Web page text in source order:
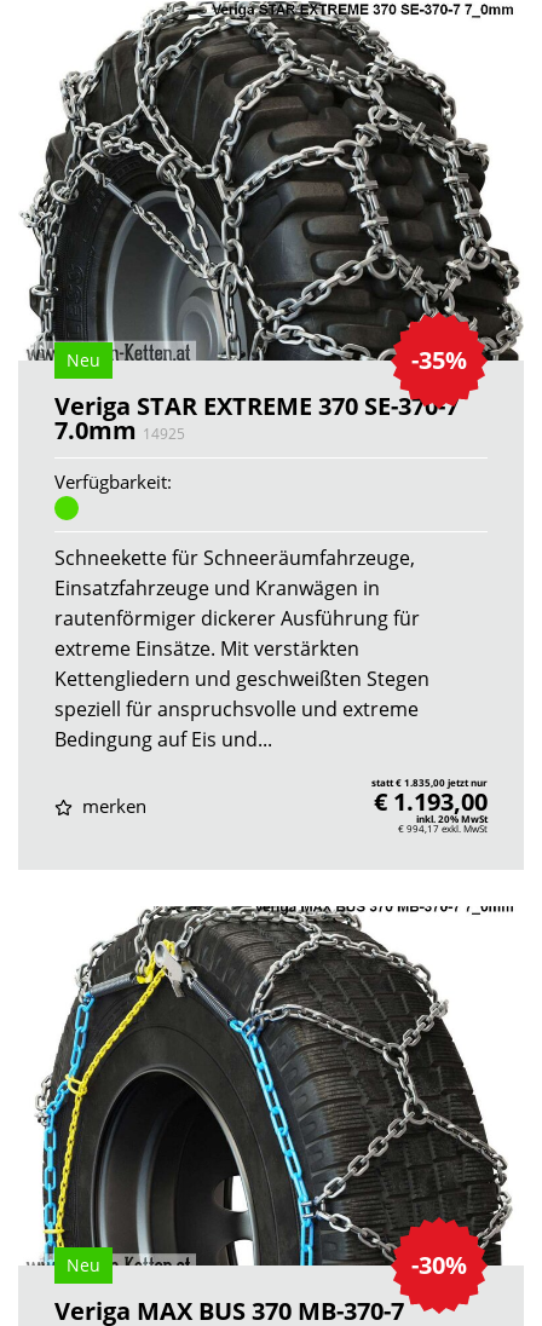
-35%
Neu
Veriga STAR EXTREME 370 SE-370-7
7.0mm 14925
Verfügbarkeit:
Schneekette für Schneeräumfahrzeuge,
Einsatzfahrzeuge und Kranwägen in
rautenförmiger dickerer Ausführung für
extreme Einsätze. Mit verstärkten
Kettengliedern und geschweißten Stegen
speziell für anspruchsvolle und extreme
Bedingung auf Eis und...
merken
statt € 1.835,00 jetzt nur
€ 1.193,00
inkl. 20% MwSt
€ 994,17exkl. MwSt
-30%
Neu
Veriga MAX BUS 370 MB-370-7